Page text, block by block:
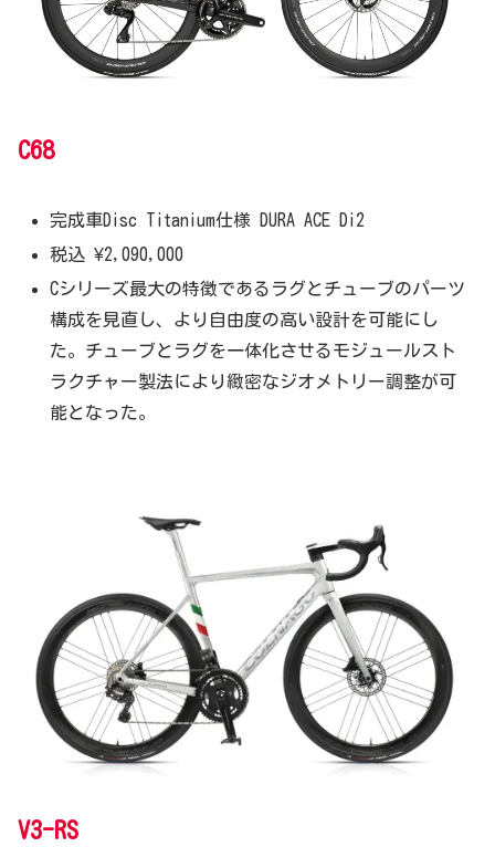
C68
完成車Disc Titanium仕様 DURA ACE Di2
税込 ¥2,090,000
Cシリーズ最大の特徴であるラグとチューブのパーツ
構成を見直し、より自由度の高い設計を可能にし
た。チューブとラグを一体化させるモジュールスト
ラクチャー製法により緻密なジオメトリー調整が可
能となった。
V3-RS